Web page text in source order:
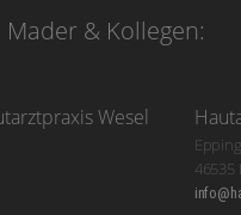
Mader & Kollegen:
Wesel
46535